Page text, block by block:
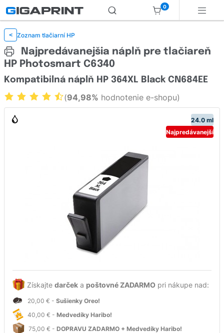
0
< Zoznam tlačiarní HP
Najpredávanejšia náplň pre tlačiareň
HP Photosmart C6340
24.0 ml
Najpredávanejší
Získajte darček a poštovné ZADARMO pri nákupe nad:
20,00 € - Sušienky Oreo!
40,00 € - Medvedíky Haribo!
75,00 € - DOPRAVU ZADARMO + Medvedíky Haribo!
Kompatibilná náplň HP 364XL Black CN684EE
(94,98% hodnotenie e-shopu)